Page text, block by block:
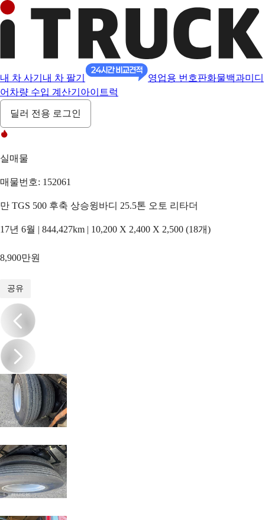
내 차 사기 내 차 팔기 영업용 번호판화물백과미디
어 차량 수입 계산기 아이트럭
딜러 전용 로그인
실매물
매물번호: 152061
만 TGS 500 후축 상승윙바디 25.5톤 오토 리타더
17년 6월 | 844,427km | 10,200 X 2,400 X 2,500 (18개)
8,900만원
공유
/15